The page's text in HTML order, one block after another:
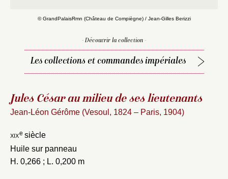
© GrandPalaisRmn (Château de Compiègne) / Jean-Gilles Berizzi
- Découvrir la collection -
Les collections et commandes impériales
Jules César au milieu de ses lieutenants
Jean-Léon Gérôme (Vesoul, 1824 – Paris, 1904)
xixe siècle
Huile sur panneau
H. 0,266 ; L. 0,200 m